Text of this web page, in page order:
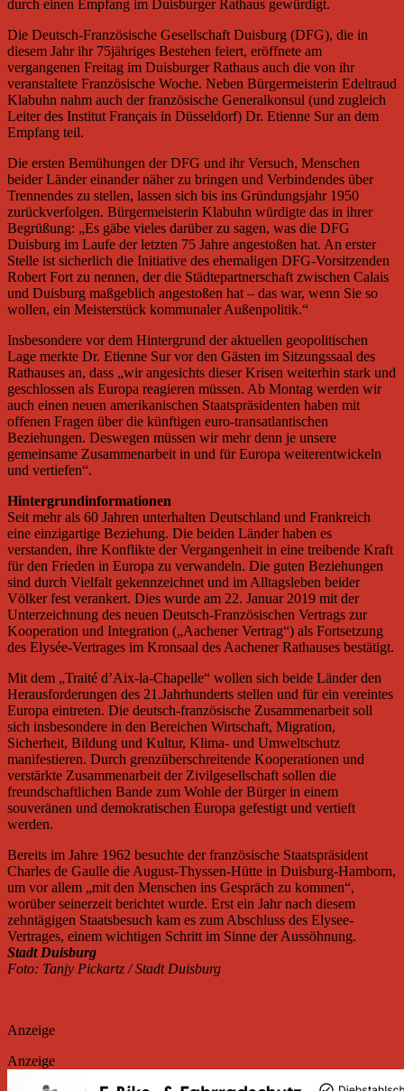
durch einen Empfang im Duisburger Rathaus gewürdigt.
Die Deutsch-Französische Gesellschaft Duisburg (DFG), die in
diesem Jahr ihr 75jähriges Bestehen feiert, eröffnete am
vergangenen Freitag im Duisburger Rathaus auch die von ihr
veranstaltete Französische Woche. Neben Bürgermeisterin Edeltraud
Klabuhn nahm auch der französische Generalkonsul (und zugleich
Leiter des Institut Français in Düsseldorf) Dr. Etienne Sur an dem
Empfang teil.
Die ersten Bemühungen der DFG und ihr Versuch, Menschen
beider Länder einander näher zu bringen und Verbindendes über
Trennendes zu stellen, lassen sich bis ins Gründungsjahr 1950
zurückverfolgen. Bürgermeisterin Klabuhn würdigte das in ihrer
Begrüßung: „Es gäbe vieles darüber zu sagen, was die DFG
Duisburg im Laufe der letzten 75 Jahre angestoßen hat. An erster
Stelle ist sicherlich die Initiative des ehemaligen DFG-Vorsitzenden
Robert Fort zu nennen, der die Städtepartnerschaft zwischen Calais
und Duisburg maßgeblich angestoßen hat – das war, wenn Sie so
wollen, ein Meisterstück kommunaler Außenpolitik.“
Insbesondere vor dem Hintergrund der aktuellen geopolitischen
Lage merkte Dr. Etienne Sur vor den Gästen im Sitzungssaal des
Rathauses an, dass „wir angesichts dieser Krisen weiterhin stark und
geschlossen als Europa reagieren müssen. Ab Montag werden wir
auch einen neuen amerikanischen Staatspräsidenten haben mit
offenen Fragen über die künftigen euro-transatlantischen
Beziehungen. Deswegen müssen wir mehr denn je unsere
gemeinsame Zusammenarbeit in und für Europa weiterentwickeln
und vertiefen“.
Hintergrundinformationen
Seit mehr als 60 Jahren unterhalten Deutschland und Frankreich
eine einzigartige Beziehung. Die beiden Länder haben es
verstanden, ihre Konflikte der Vergangenheit in eine treibende Kraft
für den Frieden in Europa zu verwandeln. Die guten Beziehungen
sind durch Vielfalt gekennzeichnet und im Alltagsleben beider
Völker fest verankert. Dies wurde am 22. Januar 2019 mit der
Unterzeichnung des neuen Deutsch-Französischen Vertrags zur
Kooperation und Integration („Aachener Vertrag“) als Fortsetzung
des Elysée-Vertrages im Kronsaal des Aachener Rathauses bestätigt.
Mit dem „Traité d’Aix-la-Chapelle“ wollen sich beide Länder den
Herausforderungen des 21.Jahrhunderts stellen und für ein vereintes
Europa eintreten. Die deutsch-französische Zusammenarbeit soll
sich insbesondere in den Bereichen Wirtschaft, Migration,
Sicherheit, Bildung und Kultur, Klima- und Umweltschutz
manifestieren. Durch grenzüberschreitende Kooperationen und
verstärkte Zusammenarbeit der Zivilgesellschaft sollen die
freundschaftlichen Bande zum Wohle der Bürger in einem
souveränen und demokratischen Europa gefestigt und vertieft
werden.
Bereits im Jahre 1962 besuchte der französische Staatspräsident
Charles de Gaulle die August-Thyssen-Hütte in Duisburg-Hamborn,
um vor allem „mit den Menschen ins Gespräch zu kommen“,
worüber seinerzeit berichtet wurde. Erst ein Jahr nach diesem
zehntägigen Staatsbesuch kam es zum Abschluss des Elysee-
Vertrages, einem wichtigen Schritt im Sinne der Aussöhnung.
Stadt Duisburg
Foto: Tanjy Pickartz / Stadt Duisburg
Anzeige
Anzeige